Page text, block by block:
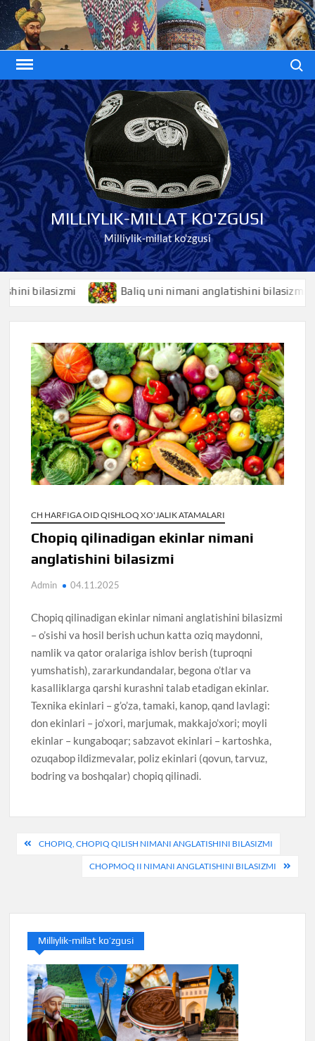
Skip
to
content
MILLIYLIK-MILLAT KO'ZGUSI
Milliylik-millat ko'zgusi
bilasizmi Baliq uni nimani anglatishini bilasizmi
CH HARFIGA OID QISHLOQ XO'JALIK ATAMALARI
Chopiq qilinadigan ekinlar nimani
anglatishini bilasizmi
Admin 04.11.2025
Chopiq qilinadigan ekinlar nimani anglatishini bilasizmi
– o’sishi va hosil berish uchun katta oziq maydonni,
namlik va qator oralariga ishlov berish (tuproqni
yumshatish), zararkundandalar, begona o’tlar va
kasalliklarga qarshi kurashni talab etadigan ekinlar.
Texnika ekinlari – g’o’za, tamaki, kanop, qand lavlagi:
don ekinlari – jo’xori, marjumak, makkajo’xori; moyli
ekinlar – kungaboqar; sabzavot ekinlari – kartoshka,
ozuqabop ildizmevalar, poliz ekinlari (qovun, tarvuz,
bodring va boshqalar) chopiq qilinadi.
PostCHOPIQ, CHOPIQ QILISH NIMANI ANGLATISHINI BILASIZMI
CHOPMOQ II NIMANI ANGLATISHINI BILASIZMI
Milliylik-millat ko’zgusi